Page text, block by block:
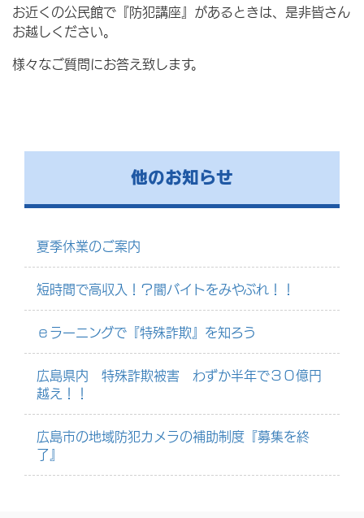
お近くの公民館で『防犯講座』があるときは、是非皆さん
お越しください。
様々なご質問にお答え致します。
他のお知らせ
夏季休業のご案内
短時間で高収入！？闇バイトをみやぶれ！！
ｅラーニングで『特殊詐欺』を知ろう
広島県内 特殊詐欺被害 わずか半年で３０億円
越え！！
広島市の地域防犯カメラの補助制度『募集を終
了』